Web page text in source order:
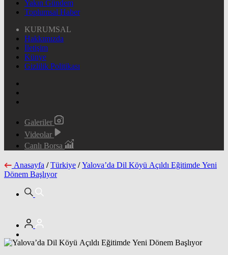
Yakın Gündem
Toplumsal Haber
KURUMSAL
Hakkımızda
İletişim
Künye
Gizlilik Politikası
Galeriler
Videolar
Canlı Borsa
Anasayfa / Türkiye / Yalova’da Dil Köyü Açıldı Eğitimde Yeni
Dönem Başlıyor